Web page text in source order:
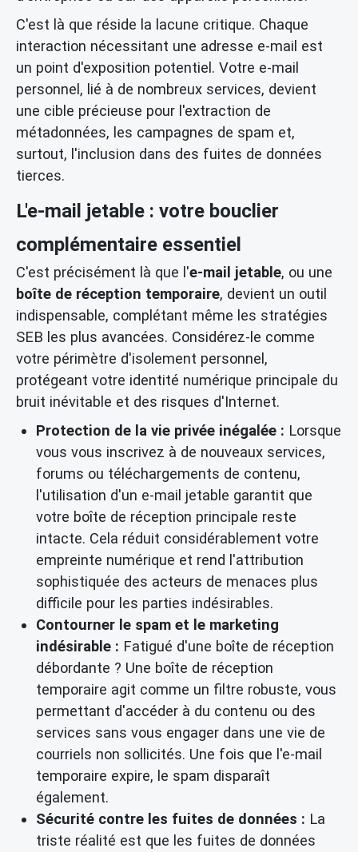
C'est là que réside la lacune critique. Chaque
interaction nécessitant une adresse e-mail est
un point d'exposition potentiel. Votre e-mail
personnel, lié à de nombreux services, devient
une cible précieuse pour l'extraction de
métadonnées, les campagnes de spam et,
surtout, l'inclusion dans des fuites de données
tierces.
L'e-mail jetable : votre bouclier
complémentaire essentiel
C'est précisément là que l'e-mail jetable, ou une
boîte de réception temporaire, devient un outil
indispensable, complétant même les stratégies
SEB les plus avancées. Considérez-le comme
votre périmètre d'isolement personnel,
protégeant votre identité numérique principale du
bruit inévitable et des risques d'Internet.
Protection de la vie privée inégalée : Lorsque
vous vous inscrivez à de nouveaux services,
forums ou téléchargements de contenu,
l'utilisation d'un e-mail jetable garantit que
votre boîte de réception principale reste
intacte. Cela réduit considérablement votre
empreinte numérique et rend l'attribution
sophistiquée des acteurs de menaces plus
difficile pour les parties indésirables.
Contourner le spam et le marketing
indésirable : Fatigué d'une boîte de réception
débordante ? Une boîte de réception
temporaire agit comme un filtre robuste, vous
permettant d'accéder à du contenu ou des
services sans vous engager dans une vie de
courriels non sollicités. Une fois que l'e-mail
temporaire expire, le spam disparaît
également.
Sécurité contre les fuites de données : La
triste réalité est que les fuites de données